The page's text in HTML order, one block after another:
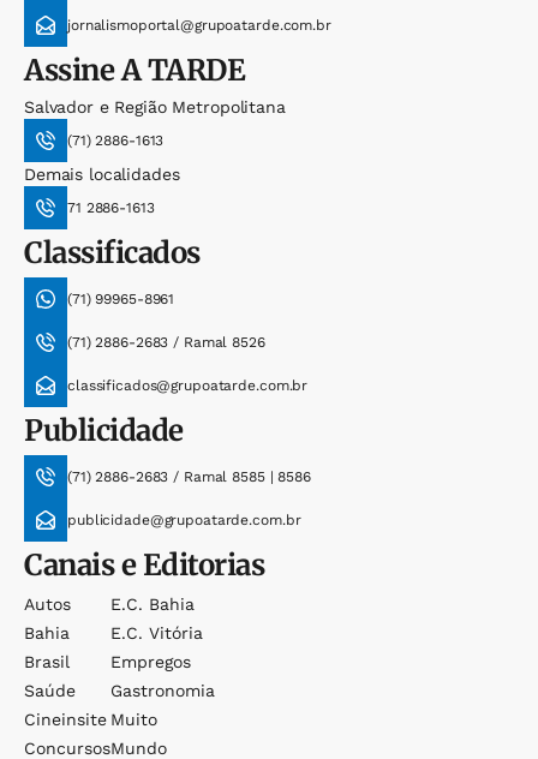
jornalismoportal@grupoatarde.com.br
AssineA TARDE
Salvador e Região Metropolitana
(71) 2886-1613
Demais localidades
71 2886-1613
Classificados
(71) 99965-8961
(71) 2886-2683 / Ramal 8526
classificados@grupoatarde.com.br
Publicidade
(71) 2886-2683 / Ramal 8585 | 8586
publicidade@grupoatarde.com.br
Canais e Editorias
Autos
Bahia
Brasil
Saúde
Cineinsite
Concursos
E.c. Bahia
E.c. Vitória
Empregos
Gastronomia
Muito
Mundo